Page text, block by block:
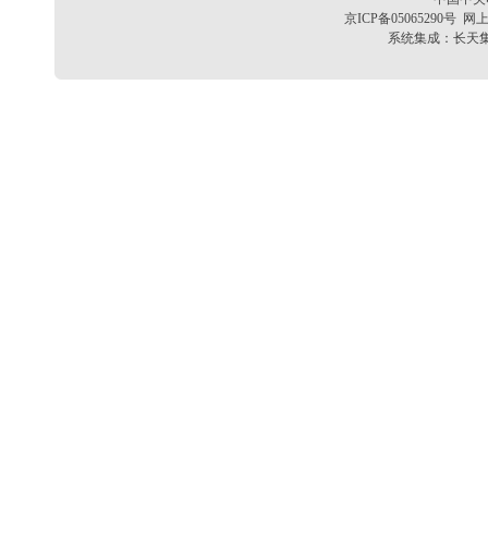
京ICP备05065290号 网
系统集成： 长天